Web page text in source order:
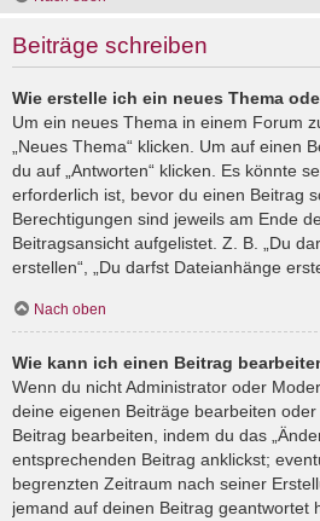
Beiträge schreiben
Wie erstelle ich ein neues Thema
Um ein neues Thema in einem Forum
„Neues Thema“ klicken. Um auf einen
du auf „Antworten“ klicken. Es könnte
erforderlich ist, bevor du einen Beitrag
Berechtigungen sind jeweils am Ende
Beitragsansicht aufgelistet. Z. B. „Du
erstellen“, „Du darfst Dateianhänge
Nach oben
Wie kann ich einen Beitrag
Wenn du nicht Administrator oder
deine eigenen Beiträge bearbeiten
Beitrag bearbeiten, indem du das
entsprechenden Beitrag anklickst;
begrenzten Zeitraum nach seiner
jemand auf deinen Beitrag geantwortet